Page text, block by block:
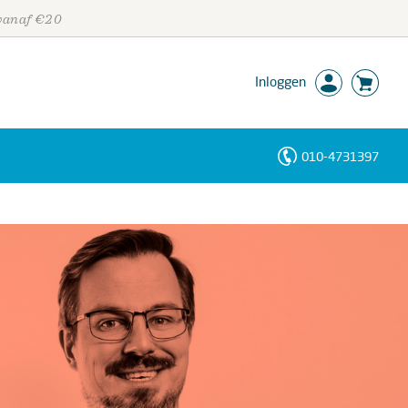
€20
Inloggen
010-4731397
Personen
Trefwoorden